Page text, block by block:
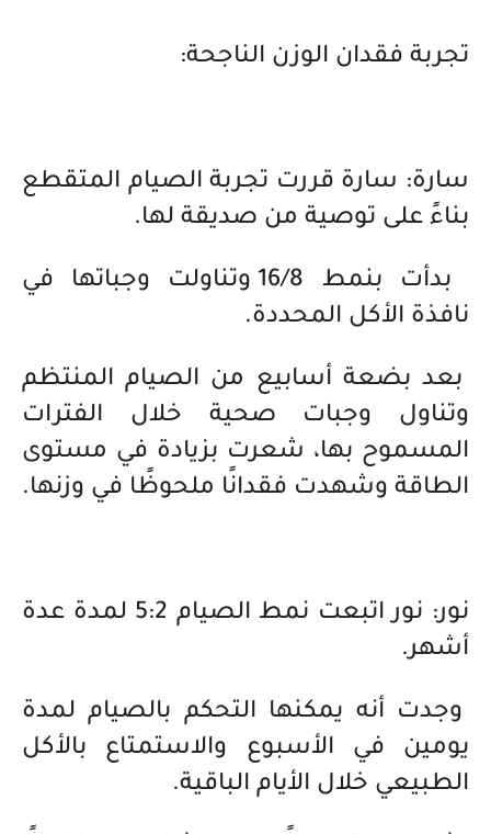
تجربة فقدان الوزن الناجحة:
سارة: سارة قررت تجربة الصيام المتقطع
بناءً على توصية من صديقة لها.
بدأت بنمط 16/8 وتناولت وجباتها في
نافذة الأكل المحددة.
بعد بضعة أسابيع من الصيام المنتظم
وتناول وجبات صحية خلال الفترات
المسموح بها، شعرت بزيادة في مستوى
الطاقة وشهدت فقدانًا ملحوظًا في وزنها.
نور: نور اتبعت نمط الصيام 5:2 لمدة عدة
أشهر.
وجدت أنه يمكنها التحكم بالصيام لمدة
يومين في الأسبوع والاستمتاع بالأكل
الطبيعي خلال الأيام الباقية.